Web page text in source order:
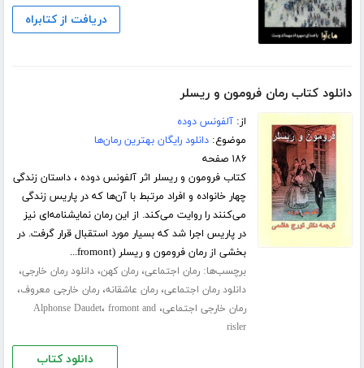
دریافت از کتابراه
دانلود کتاب رمان فرومون و ریسلر
از:آلفونس دوده
موضوع:دانلود رایگان بهترین رمان‌ها
۱۸۶ صفحه
کتاب فرومون و ریسلر اثر آلفونس دوده ، داستان زندگی
چهار خانواده و افراد مرتبط با آن‌ها که در پاریس زندگی
می‌کنند را روایت می‌کند. از این رمان نمایشنامه‌ای نیز
در پاریس اجرا شد که بسیار مورد استقبال قرار گرفت. در
بخشی از رمان فرومون و ریسلر (fromont...
برچسب‌ها:رمان اجتماعی،رمان کهن،دانلود رمان خارجی،
دانلود رمان اجتماعی،رمان عاشقانه،رمان خارجی معروف،
رمان خارجی اجتماعی، Alphonse Daudet، fromont and
risler
دانلود کتاب